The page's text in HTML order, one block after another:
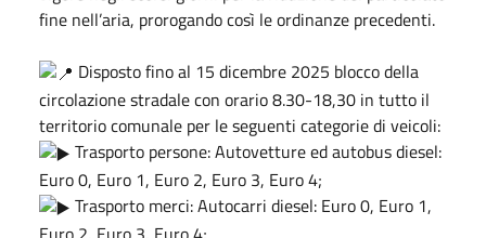
fine nell’aria, prorogando così le ordinanze precedenti.
Disposto fino al 15 dicembre 2025 blocco della
circolazione stradale con orario 8.30-18,30 in tutto il
territorio comunale per le seguenti categorie di veicoli:
Trasporto persone: Autovetture ed autobus diesel:
Euro 0, Euro 1, Euro 2, Euro 3, Euro 4;
Trasporto merci: Autocarri diesel: Euro 0, Euro 1,